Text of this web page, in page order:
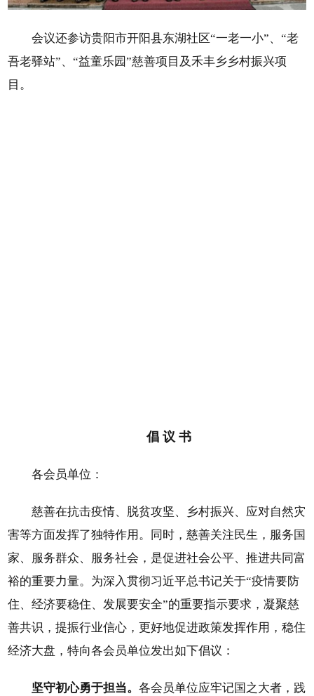
会议还参访贵阳市开阳县东湖社区“一老一小”、“老
吾老驿站”、“益童乐园”慈善项目及禾丰乡乡村振兴项
目。
倡 议 书
各会员单位：
慈善在抗击疫情、脱贫攻坚、乡村振兴、应对自然灾
害等方面发挥了独特作用。同时，慈善关注民生，服务国
家、服务群众、服务社会，是促进社会公平、推进共同富
裕的重要力量。为深入贯彻习近平总书记关于“疫情要防
住、经济要稳住、发展要安全”的重要指示要求，凝聚慈
善共识，提振行业信心，更好地促进政策发挥作用，稳住
经济大盘，特向各会员单位发出如下倡议：
坚守初心勇于担当。各会员单位应牢记国之大者，践